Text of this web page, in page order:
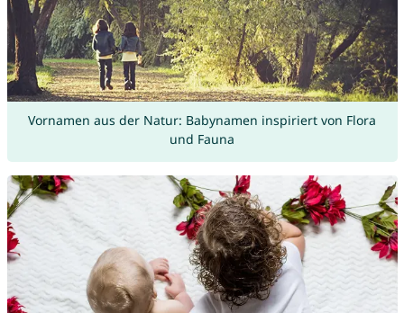
Vornamen aus der Natur: Babynamen inspiriert von Flora
und Fauna